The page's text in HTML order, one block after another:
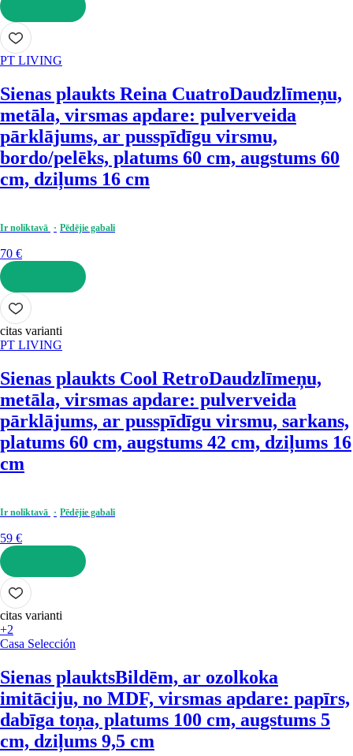
LIKT GROZĀ
PT LIVING
Sienas plaukts Reina CuatroDaudzlīmeņu,
metāla, virsmas apdare: pulverveida
pārklājums, ar pusspīdīgu virsmu,
bordo/pelēks, platums 60 cm, augstums 60
cm, dziļums 16 cm
Ir noliktavā Pēdējie gabali
70 €
LIKT GROZĀ
citas varianti
PT LIVING
Sienas plaukts Cool RetroDaudzlīmeņu,
metāla, virsmas apdare: pulverveida
pārklājums, ar pusspīdīgu virsmu, sarkans,
platums 60 cm, augstums 42 cm, dziļums 16
cm
Ir noliktavā Pēdējie gabali
59 €
LIKT GROZĀ
citas varianti
+2
Casa Selección
Sienas plauktsBildēm, ar ozolkoka
imitāciju, no MDF, virsmas apdare: papīrs,
dabīga toņa, platums 100 cm, augstums 5
cm, dziļums 9,5 cm